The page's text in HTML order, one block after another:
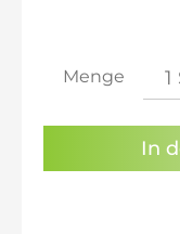
Menge
In